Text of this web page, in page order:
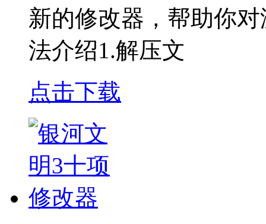
新的修改器，帮助你
法介绍1.解压文
点击下载